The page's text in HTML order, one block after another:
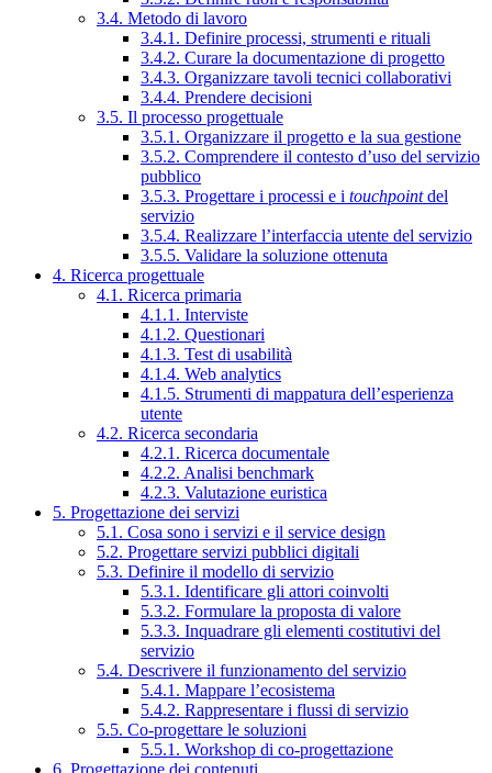
3.4. Metodo di lavoro
3.4.1. Definire processi, strumenti e rituali
3.4.2. Curare la documentazione di progetto
3.4.3. Organizzare tavoli tecnici collaborativi
3.4.4. Prendere decisioni
3.5. Il processo progettuale
3.5.1. Organizzare il progetto e la sua gestione
3.5.2. Comprendere il contesto d’uso del servizio
pubblico
3.5.3. Progettare i processi e i touchpointdel
servizio
3.5.4. Realizzare l’interfaccia utente del servizio
3.5.5. Validare la soluzione ottenuta
4. Ricerca progettuale
4.1. Ricerca primaria
4.1.1. Interviste
4.1.2. Questionari
4.1.3. Test di usabilità
4.1.4. Web analytics
4.1.5. Strumenti di mappatura dell’esperienza
utente
4.2. Ricerca secondaria
4.2.1. Ricerca documentale
4.2.2. Analisi benchmark
4.2.3. Valutazione euristica
5. Progettazione dei servizi
5.1. Cosa sono i servizi e il service design
5.2. Progettare servizi pubblici digitali
5.3. Definire il modello di servizio
5.3.1. Identificare gli attori coinvolti
5.3.2. Formulare la proposta di valore
5.3.3. Inquadrare gli elementi costitutivi del
servizio
5.4. Descrivere il funzionamento del servizio
5.4.1. Mappare l’ecosistema
5.4.2. Rappresentare i flussi di servizio
5.5. Co-progettare le soluzioni
5.5.1. Workshop di co-progettazione
6. Progettazione dei contenuti